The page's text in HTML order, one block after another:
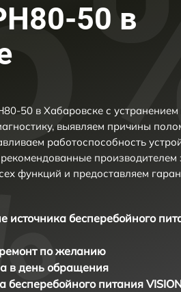
50 в
50 в Хабаровске с устранением
выявляем причины
работоспособность
производителем
функций и предоставляем
источника бесперебойного
ремонт по желанию
в день обращения
бесперебойного питания